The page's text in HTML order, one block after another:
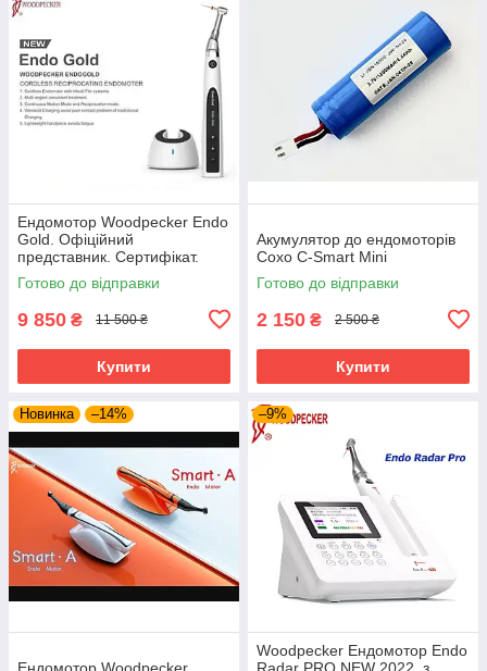
Ендомотор Woodpecker Endo
Gold. Офіційний
представник. Сертифікат.
Гарантія 12 місяців! Сервіс.
Готово до відправки
9 850 ₴ 11 500 ₴
Купити
Акумулятор до ендомоторів
Coxo C-Smart Mini
Готово до відправки
2 150 ₴ 2 500 ₴
Купити
Новинка –14% –9%
Woodpecker Ендомотор Endo